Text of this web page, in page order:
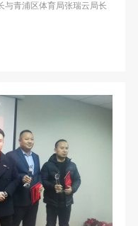
青浦区体育局张瑞云局长